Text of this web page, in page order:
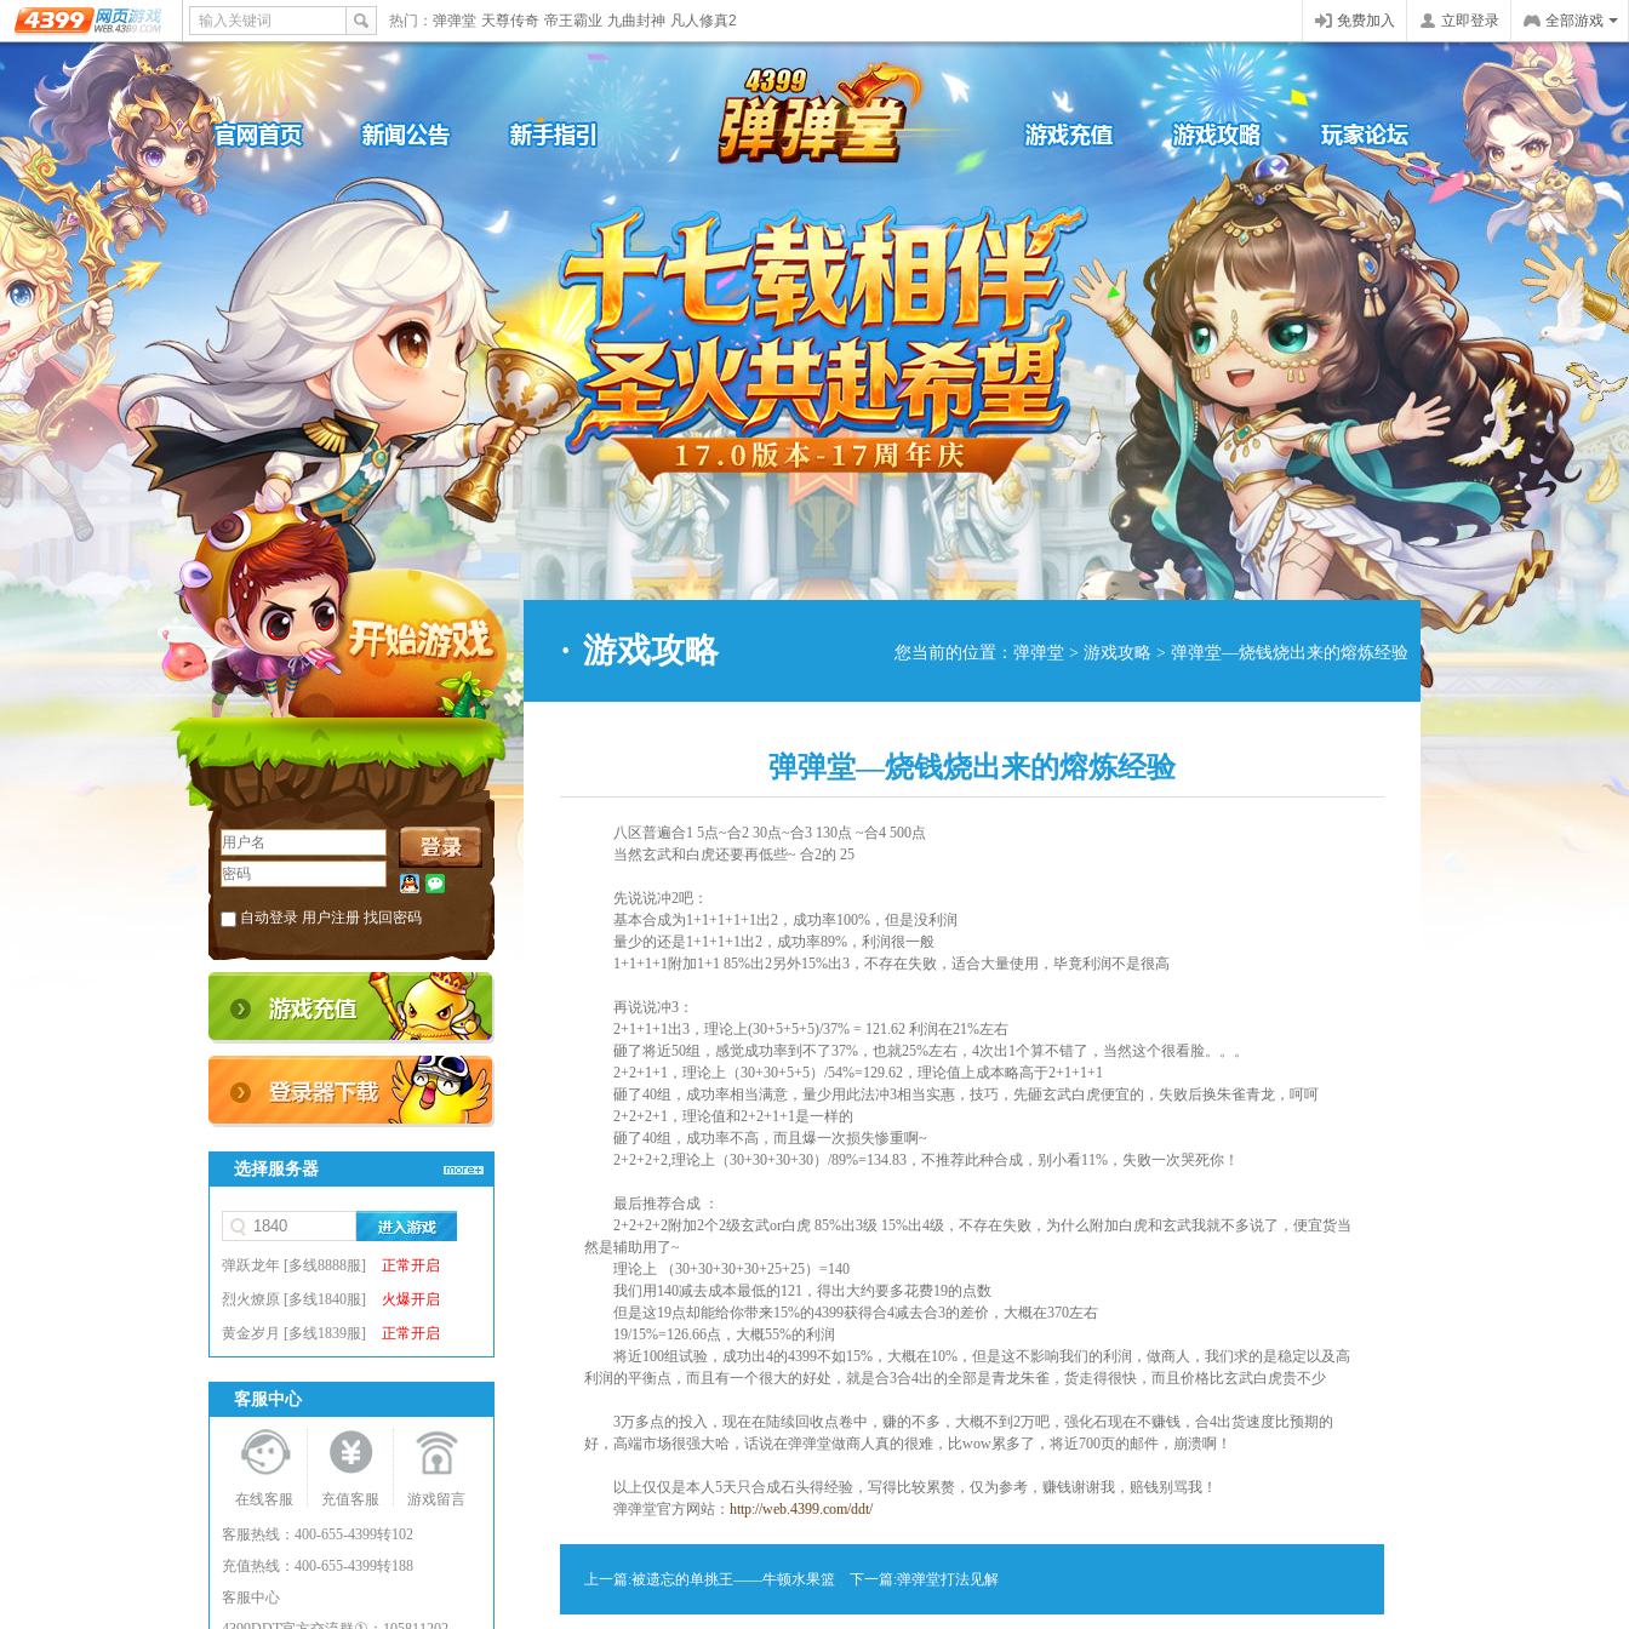
输入关键词 热门： 弹弹堂 天尊传奇 帝王霸业 九曲封神 凡人修真2 免费加入 立即登录 全部游戏
自动登录 用户注册 找回密码
选择服务器
弹跃龙年 [多线8888服]
正常开启
烈火燎原 [多线1840服]
火爆开启
黄金岁月 [多线1839服]
正常开启
客服中心
在线客服 充值客服 游戏留言
客服热线：400-655-4399转102
充值热线：400-655-4399转188
客服中心
您当前的位置： 弹弹堂 > 游戏攻略 > 弹弹堂—烧钱烧出来的熔炼经验
· 游戏攻略
弹弹堂—烧钱烧出来的熔炼经验
八区普遍合1 5点~合2 30点~合3 130点 ~合4 500点
当然玄武和白虎还要再低些~ 合2的 25
先说说冲2吧：
基本合成为1+1+1+1+1出2，成功率100%，但是没利润
量少的还是1+1+1+1出2，成功率89%，利润很一般
1+1+1+1附加1+1 85%出2另外15%出3，不存在失败，适合大量使用，毕竟利润不是很高
再说说冲3：
2+1+1+1出3，理论上(30+5+5+5)/37% = 121.62 利润在21%左右
砸了将近50组，感觉成功率到不了37%，也就25%左右，4次出1个算不错了，当然这个很看脸。。。
2+2+1+1，理论上（30+30+5+5）/54%=129.62，理论值上成本略高于2+1+1+1
砸了40组，成功率相当满意，量少用此法冲3相当实惠，技巧，先砸玄武白虎便宜的，失败后换朱雀青龙，呵呵
2+2+2+1，理论值和2+2+1+1是一样的
砸了40组，成功率不高，而且爆一次损失惨重啊~
2+2+2+2,理论上（30+30+30+30）/89%=134.83，不推荐此种合成，别小看11%，失败一次哭死你！
最后推荐合成 ：
2+2+2+2附加2个2级玄武or白虎 85%出3级 15%出4级，不存在失败，为什么附加白虎和玄武我就不多说了，便宜货当
然是辅助用了~
理论上 （30+30+30+30+25+25）=140
我们用140减去成本最低的121，得出大约要多花费19的点数
但是这19点却能给你带来15%的4399获得合4减去合3的差价，大概在370左右
19/15%=126.66点，大概55%的利润
将近100组试验，成功出4的4399不如15%，大概在10%，但是这不影响我们的利润，做商人，我们求的是稳定以及高
利润的平衡点，而且有一个很大的好处，就是合3合4出的全部是青龙朱雀，货走得很快，而且价格比玄武白虎贵不少
3万多点的投入，现在在陆续回收点卷中，赚的不多，大概不到2万吧，强化石现在不赚钱，合4出货速度比预期的
好，高端市场很强大哈，话说在弹弹堂做商人真的很难，比wow累多了，将近700页的邮件，崩溃啊！
以上仅仅是本人5天只合成石头得经验，写得比较累赘，仅为参考，赚钱谢谢我，赔钱别骂我！
弹弹堂官方网站： http://web.4399.com/ddt/
上一篇:被遗忘的单挑王——牛顿水果篮 下一篇:弹弹堂打法见解